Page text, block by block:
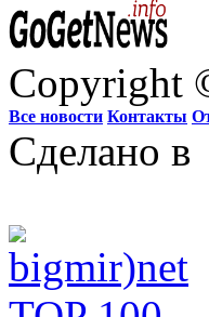
Copyright
Все новости Контакты
Сделано в